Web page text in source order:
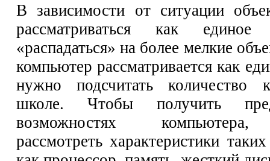
В зависимости от ситуации
рассматриваться как
«распадаться» на более мелкие
компьютер рассматривается как
нужно подсчитать количество
школе. Чтобы получить
возможностях
рассмотреть характеристики